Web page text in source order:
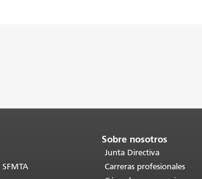
Sobre nosotros
Junta Directiva
Carreras profesionales